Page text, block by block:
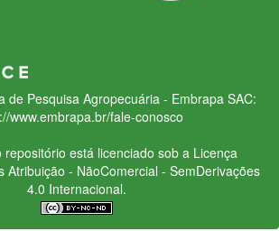
de Pesquisa Agropecuária - Embrapa SAC:
www.embrapa.br/fale-conosco
está licenciado sob a Licença
Atribuição - NãoComercial - SemDerivações
4.0 Internacional.